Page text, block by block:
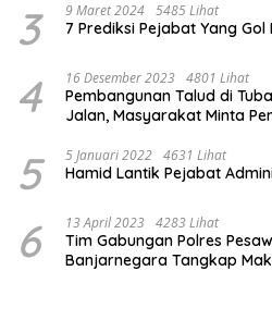
3 9 Maret 2024 5485 Lihat
7 Prediksi Pejabat Yang Gol
4 16 Desember 2023 4801 Lihat
Pembangunan Talud di
Jalan, Masyarakat Minta
5 5 Januari 2022 4631 Lihat
Hamid Lantik Pejabat
6 13 April 2023 4283 Lihat
Tim Gabungan Polres
Banjarnegara Tangkap